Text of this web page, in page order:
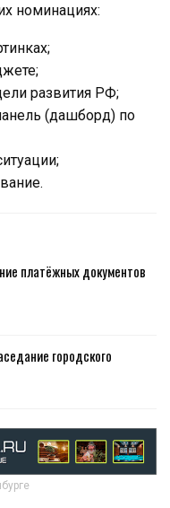
номинациях:
развития РФ;
(дашборд) по
платёжных документов
городского